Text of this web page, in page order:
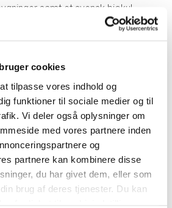
cookies
tilpasse vores indhold og
funktioner til sociale medier og til
Vi deler også oplysninger om
med vores partnere inden
og
partnere kan kombinere disse
du har givet dem, eller som
brug af deres tjenester. Du kan
samt et svensk biokul-
realiseres i samarbejde med
af de udledninger der sker ved
brændstof til proces og køretøjer
købte energi, dvs. udledninger
og opvarmning.
sine klimatiltag med den klare
egne udledninger mærkbart og
Virksomheden har også